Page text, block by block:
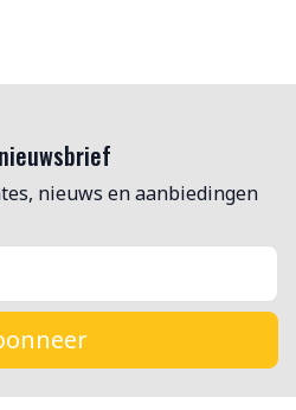
nieuws en aanbiedingen